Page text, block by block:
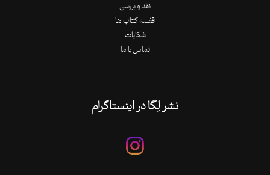
نقد و بررسی
قفسه کتاب ها
شکایات
تماس با ما
نشر لِگا در اینستاگرام